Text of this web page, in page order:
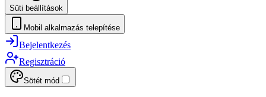
Süti beállítások
Mobil alkalmazás telepítése
Bejelentkezés
Regisztráció
Sötét mód